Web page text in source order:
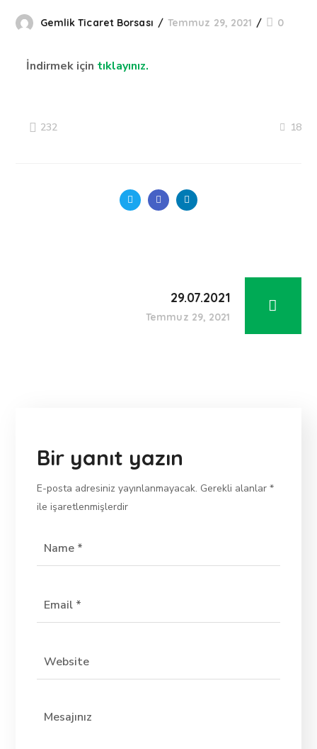
Gemlik Ticaret Borsası Temmuz 29, 2021 0
İndirmek için tıklayınız.
232 18
29.07.2021
Temmuz 29, 2021
Bir yanıt yazın
E-posta adresiniz yayınlanmayacak. Gerekli alanlar*
ile işaretlenmişlerdir